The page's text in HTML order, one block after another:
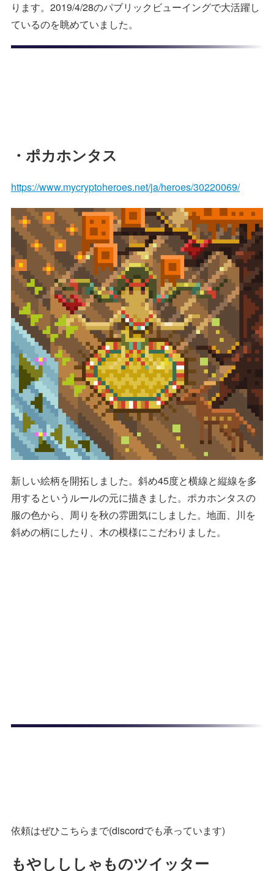
ります。2019/4/28のパブリックビューイングで大活躍し
ているのを眺めていました。
・ポカホンタス
https://www.mycryptoheroes.net/ja/heroes/30220069/
新しい絵柄を開拓しました。斜め45度と横線と縦線を多
用するというルールの元に描きました。ポカホンタスの
服の色から、周りを秋の雰囲気にしました。地面、川を
斜めの柄にしたり、木の模様にこだわりました。
依頼はぜひこちらまで(discordでも承っています)
もやしししゃものツイッター